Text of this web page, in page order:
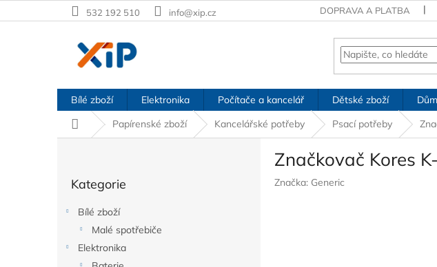
na
532 192 510 info@xip.cz DOPRAVA A PLATBA
Bílé zboží Elektronika Počítače a kancelář Dětské zboží
Domů
Papírenské zboží Kancelářské potřeby Psací potřeby
kategorie
Kategorie
Bílé zboží
Malé spotřebiče
Elektronika
Značkovač Kores
Značka: Generic